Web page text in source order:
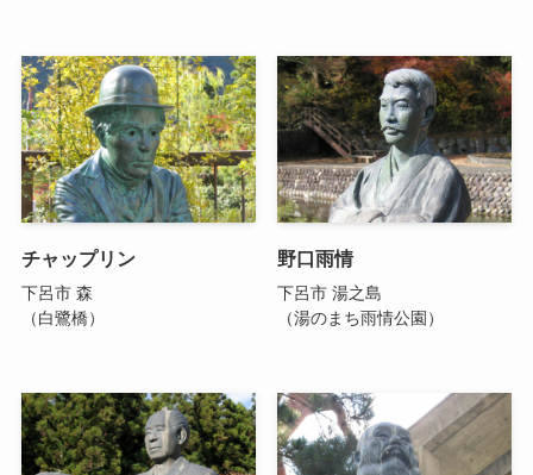
チャップリン
下呂市 森
（白鷺橋）
野口雨情
下呂市 湯之島
（湯のまち雨情公園）